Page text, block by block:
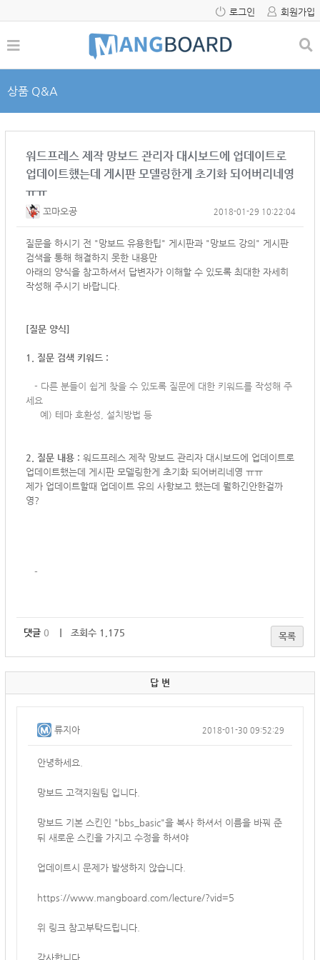
로그인 회원가입
상품 Q&A
워드프레스 제작 망보드 관리자 대시보드에 업데이트로
업데이트했는데 게시판 모델링한게 초기화 되어버리네영
ㅠㅠ
꼬마오공 2018-01-29 10:22:04
질문을 하시기 전 "망보드 유용한팁" 게시판과 "망보드 강의" 게시판
검색을 통해 해결하지 못한 내용만
아래의 양식을 참고하셔서 답변자가 이해할 수 있도록 최대한 자세히
작성해 주시기 바랍니다.
[질문 양식]
1. 질문 검색 키워드 :
- 다른 분들이 쉽게 찾을 수 있도록 질문에 대한 키워드를 작성해 주
세요
예) 테마 호환성, 설치방법 등
2. 질문 내용 : 워드프레스 제작 망보드 관리자 대시보드에 업데이트로
업데이트했는데 게시판 모델링한게 초기화 되어버리네영 ㅠㅠ
제가 업데이트할때 업데이트 유의 사항보고 했는데 뭘하긴안한걸까
영?
-
댓글 0 ｜ 조회수 1,175 목록
답 변
류지아 2018-01-30 09:52:29
안녕하세요.
망보드 고객지원팀 입니다.
망보드 기본 스킨인 "bbs_basic"을 복사 하셔서 이름을 바꿔 준
뒤 새로운 스킨을 가지고 수정을 하셔야
업데이트시 문제가 발생하지 않습니다.
https://www.mangboard.com/lecture/?vid=5
위 링크 참고부탁드립니다.
감사합니다.